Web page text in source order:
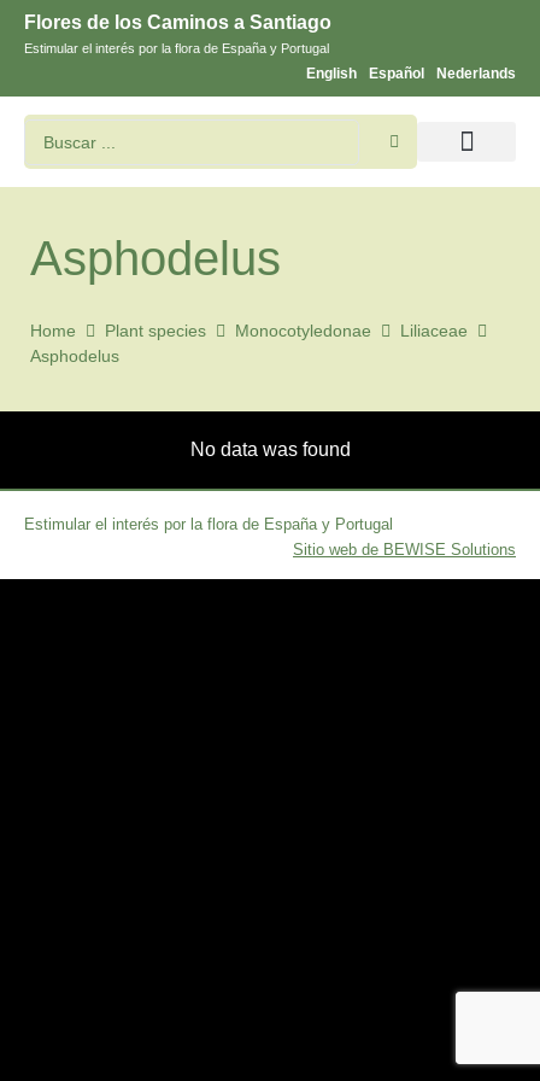
Flores de los Caminos a Santiago
Estimular el interés por la flora de España y Portugal
English Español Nederlands
Asphodelus
Home Plant species Monocotyledonae
Liliaceae
Asphodelus
No data was found
Estimular el interés por la flora de España y Portugal
Sitio web de BEWISE Solutions